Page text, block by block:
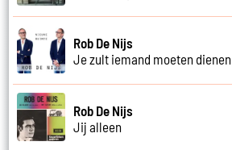
Rob De Nijs
Je zult iemand moeten dienen
Rob De Nijs
Jij alleen